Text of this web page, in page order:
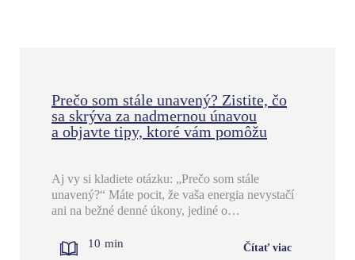
Prečo som stále unavený? Zistite, čo
sa skrýva za nadmernou únavou
a objavte tipy, ktoré vám pomôžu
Aj vy si kladiete otázku: „Prečo som stále
unavený?“ Máte pocit, že vaša energia nevystačí
ani na bežné denné úkony, jediné o…
10 min Čítať viac